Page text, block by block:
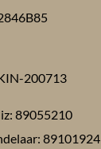
200713
89055210
89101924